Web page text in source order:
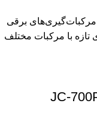
برقی
تازه با مرکبات مختلف